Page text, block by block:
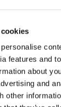
features and
about
and
other
イルのダウンロ
【単曲】モン
イズ オリジ